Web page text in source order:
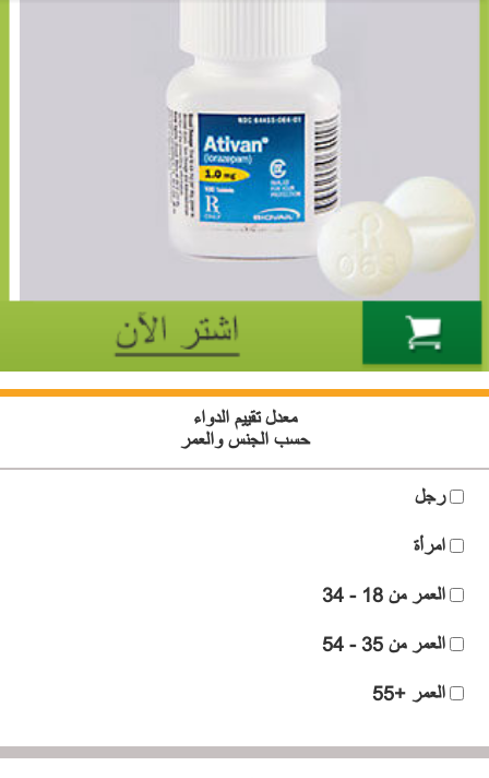
معدل تقييم الدواء
حسب الجنس والعمر
رجل
امرأة
العمر من 18 - 34
العمر من 35 - 54
العمر +55